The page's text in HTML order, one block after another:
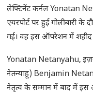
लेफ्टिनेंट कर्नल Yonatan
एयरपोर्ट पर हुई गोलीबारी के
गई। वह इस ऑपरेशन में शहीद
Yonatan Netanyahu,
नेतन्याहू) Benjamin
नेतृत्व के सम्मान में बाद में